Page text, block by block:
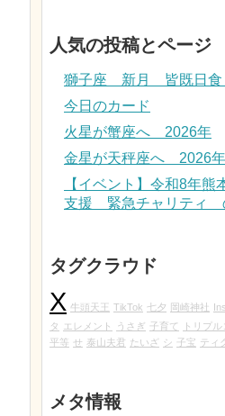
人気の投稿とページ
獅子座 新月 皆既日
今日のカード
火星が蟹座へ 2026年
金星が天秤座へ 2026年
【イベント】令和8年熊
支援 緊急チャリティ
タグクラウド
X 牛頭天王 TikTok 七夕 岡崎神社
タ
エレメント うさぎ 子育て
トリプ
平等 せ 泰山夫君 たいざ シ 子宝 ティ
メタ情報